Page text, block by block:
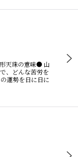
天珠の意味● 山
、どんな苦労を
運勢を日に日に